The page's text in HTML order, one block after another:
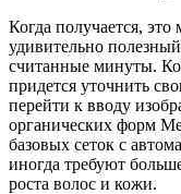
Когда получается,
удивительно
считанные минуты.
придется уточнить
перейти к вводу
органических форм
базовых сеток с
иногда требуют
роста волос и кожи.